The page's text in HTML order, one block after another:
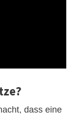
dass eine